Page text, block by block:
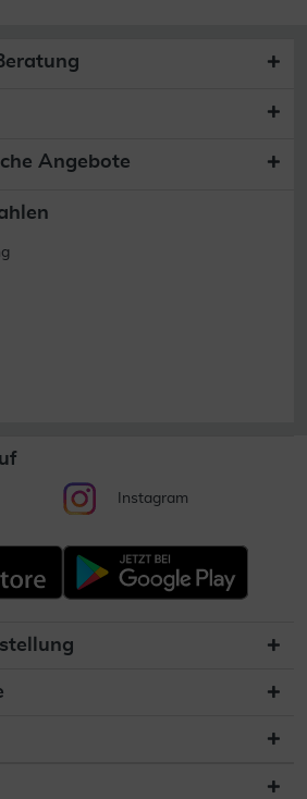
Angebote
Instagram